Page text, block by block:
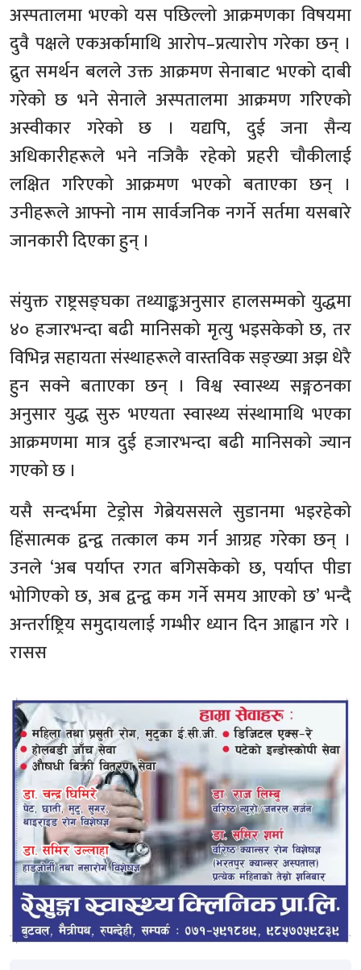
अस्पतालमा भएको यस पछिल्लो आक्रमणका विषयमा
दुवै पक्षले एकअर्कामाथि आरोप–प्रत्यारोप गरेका छन् ।
द्रुत समर्थन बलले उक्त आक्रमण सेनाबाट भएको दाबी
गरेको छ भने सेनाले अस्पतालमा आक्रमण गरिएको
अस्वीकार गरेको छ । यद्यपि, दुई जना सैन्य
अधिकारीहरूले भने नजिकै रहेको प्रहरी चौकीलाई
लक्षित गरिएको आक्रमण भएको बताएका छन् ।
उनीहरूले आफ्नो नाम सार्वजनिक नगर्ने सर्तमा यसबारे
जानकारी दिएका हुन् ।
संयुक्त राष्ट्रसङ्घका तथ्याङ्कअनुसार हालसम्मको युद्धमा
४० हजारभन्दा बढी मानिसको मृत्यु भइसकेको छ, तर
विभिन्न सहायता संस्थाहरूले वास्तविक सङ्ख्या अझ धेरै
हुन सक्ने बताएका छन् । विश्व स्वास्थ्य सङ्गठनका
अनुसार युद्ध सुरु भएयता स्वास्थ्य संस्थामाथि भएका
आक्रमणमा मात्र दुई हजारभन्दा बढी मानिसको ज्यान
गएको छ ।
यसै सन्दर्भमा टेड्रोस गेब्रेयससले सुडानमा भइरहेको
हिंसात्मक द्वन्द्व तत्काल कम गर्न आग्रह गरेका छन् ।
उनले ‘अब पर्याप्त रगत बगिसकेको छ, पर्याप्त पीडा
भोगिएको छ, अब द्वन्द्व कम गर्ने समय आएको छ’ भन्दै
अन्तर्राष्ट्रिय समुदायलाई गम्भीर ध्यान दिन आह्वान गरे ।
रासस